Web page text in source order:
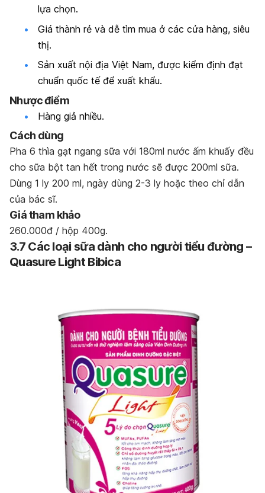
lựa chọn.
Giá thành rẻ và dễ tìm mua ở các cửa hàng, siêu
thị.
Sản xuất nội địa Việt Nam, được kiểm định đạt
chuẩn quốc tế để xuất khẩu.
Nhược điểm
Hàng giả nhiều.
Cách dùng
Pha 6 thìa gạt ngang sữa với 180ml nước ấm khuấy đều
cho sữa bột tan hết trong nước sẽ được 200ml sữa.
Dùng 1 ly 200 ml, ngày dùng 2-3 ly hoặc theo chỉ dẫn
của bác sĩ.
Giá tham khảo
260.000đ / hộp 400g.
3.7 Các loại sữa dành cho người tiểu đường –
Quasure Light Bibica